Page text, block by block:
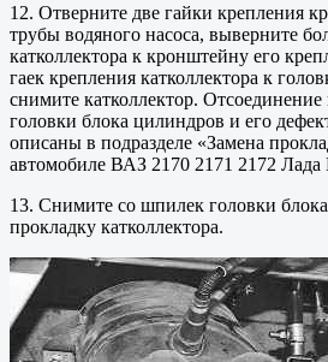
12. Отверните две гайки крепления
трубы водяного насоса, выверните
катколлектора к кронштейну его
гаек крепления катколлектора к
снимите катколлектор. Отсоединение
головки блока цилиндров и его
описаны в подразделе «Замена
автомобиле ВАЗ 2170 2171 2172 Лада
13. Снимите со шпилек головки
прокладку катколлектора.